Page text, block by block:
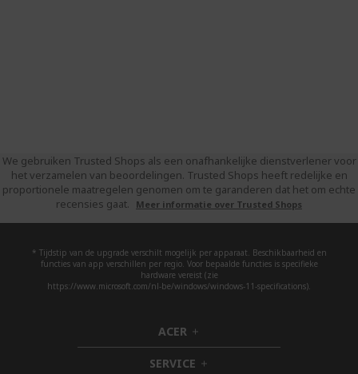
We gebruiken Trusted Shops als een onafhankelijke dienstverlener voor
het verzamelen van beoordelingen. Trusted Shops heeft redelijke en
proportionele maatregelen genomen om te garanderen dat het om echte
recensies gaat.
Meer informatie over Trusted Shops
* Tijdstip van de upgrade verschilt mogelijk per apparaat. Beschikbaarheid en
functies van app verschillen per regio. Voor bepaalde functies is specifieke
hardware vereist (zie
https://www.microsoft.com/nl-be/windows/windows-11-specifications).
ACER h
i
d
SERVICE h